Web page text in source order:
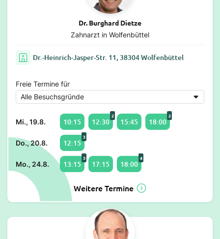
Dr. Burghard Dietze
Zahnarzt in Wolfenbüttel
Dr.-Heinrich-Jasper-Str. 11, 38304 Wolfenbüttel
Freie Termine für
Mi., 19.8. 10:15 12:30
2
15:45 18:00
2
Do., 20.8. 12:15
3
Mo., 24.8. 13:15
3
17:15 18:00
4
Weitere Termine